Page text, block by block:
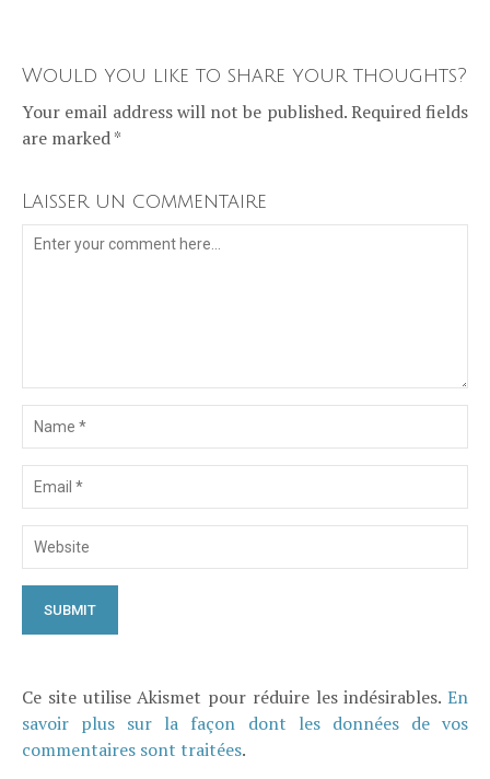
Would you like to share your thoughts?
Your email address will not be published. Required fields
are marked *
Laisser un commentaire
Ce site utilise Akismet pour réduire les indésirables. En
savoir plus sur la façon dont les données de vos
commentaires sont traitées.